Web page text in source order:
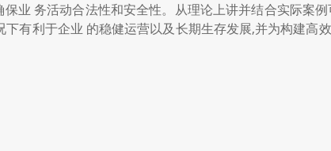
业 务活动合法性和安全性。从理论上讲并结合实际案
有利于企业 的稳健运营以及长期生存发展,并为构建高